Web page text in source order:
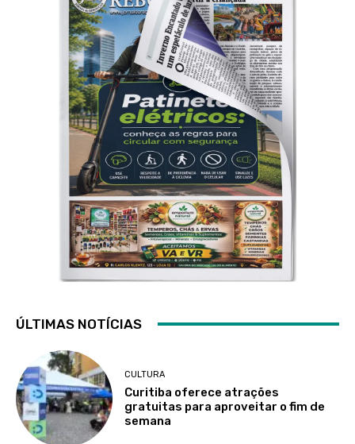
ÚLTIMAS NOTÍCIAS
CULTURA
Curitiba oferece atrações
gratuitas para aproveitar o fim de
semana